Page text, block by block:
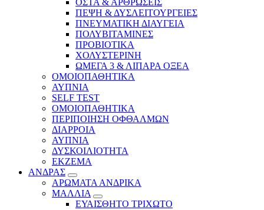
ΠΕΨΗ & ΔΥΣΛΕΙΤΟΥΡΓΕΙΕΣ
ΠΝΕΥΜΑΤΙΚΗ ΔΙΑΥΓΕΙΑ
ΠΟΛΥΒΙΤΑΜΙΝΕΣ
ΠΡΟΒΙΟΤΙΚΑ
ΧΟΛΥΣΤΕΡΙΝΗ
ΩΜΕΓΑ 3 & ΛΙΠΑΡΑ ΟΞΕΑ
ΟΜΟΙΟΠΑΘΗΤΙΚΑ
ΑΥΠΝΙΑ
SELF TEST
ΟΜΟΙΟΠΑΘΗΤΙΚΑ
ΠΕΡΙΠΟΙΗΣΗ ΟΦΘΑΛΜΩΝ
ΔΙΑΡΡΟΙΑ
ΑΥΠΝΙΑ
ΔΥΣΚΟΙΛΙΟΤΗΤΑ
ΕΚΖΕΜΑ
ΑΝΔΡΑΣ
ΑΡΩΜΑΤΑ ΑΝΔΡΙΚΑ
ΜΑΛΛΙΑ
ΕΥΑΙΣΘΗΤΟ ΤΡΙΧΩΤΟ